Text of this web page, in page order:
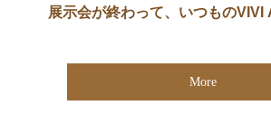
展示会が終わって、いつものVIVI
More